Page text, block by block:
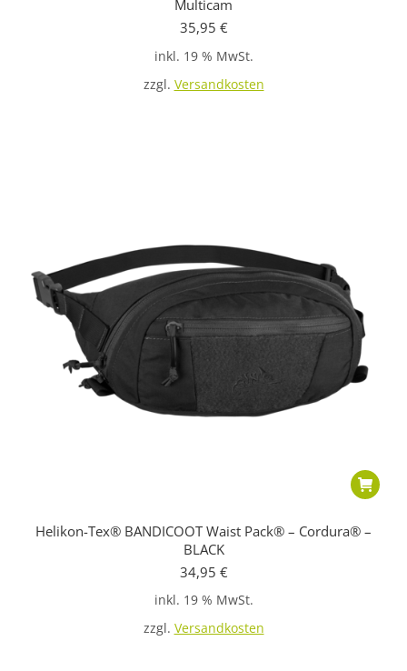
Multicam
35,95 €
inkl. 19 % MwSt.
zzgl. Versandkosten
Helikon-Tex® BANDICOOT Waist Pack® – Cordura® –
BLACK
34,95 €
inkl. 19 % MwSt.
zzgl. Versandkosten